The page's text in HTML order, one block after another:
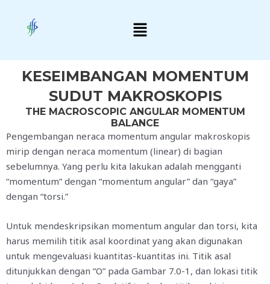
content
Menu
KESEIMBANGAN MOMENTUM
SUDUT MAKROSKOPIS
THE MACROSCOPIC ANGULAR MOMENTUM
BALANCE
Pengembangan neraca momentum angular makroskopis
mirip dengan neraca momentum (linear) di bagian
sebelumnya. Yang perlu kita lakukan adalah mengganti
“momentum” dengan “momentum angular” dan “gaya”
dengan “torsi.”
Untuk mendeskripsikan momentum angular dan torsi, kita
harus memilih titik asal koordinat yang akan digunakan
untuk mengevaluasi kuantitas-kuantitas ini. Titik asal
ditunjukkan dengan “O” pada Gambar 7.0-1, dan lokasi titik